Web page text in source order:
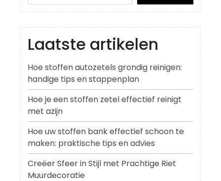
Laatste artikelen
Hoe stoffen autozetels grondig reinigen:
handige tips en stappenplan
Hoe je een stoffen zetel effectief reinigt
met azijn
Hoe uw stoffen bank effectief schoon te
maken: praktische tips en advies
Creëer Sfeer in Stijl met Prachtige Riet
Muurdecoratie